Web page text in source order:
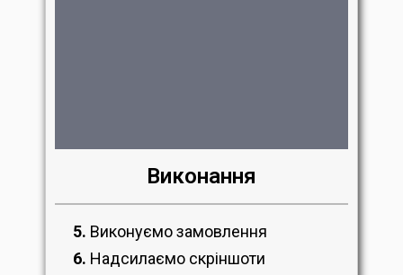
Виконання
5. Виконуємо замовлення
6. Надсилаємо скріншоти